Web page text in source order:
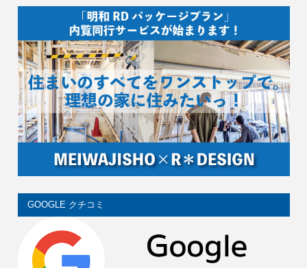
GOOGLE クチコミ